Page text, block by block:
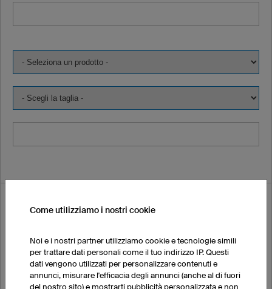
Nome
Come utilizziamo i nostri cookie
Noi e i nostri partner utilizziamo cookie e tecnologie simili
per trattare dati personali come il tuo indirizzo IP. Questi
dati vengono utilizzati per personalizzare contenuti e
annunci, misurare l'efficacia degli annunci (anche al di fuori
del nostro sito) e mostrarti pubblicità personalizzata e non